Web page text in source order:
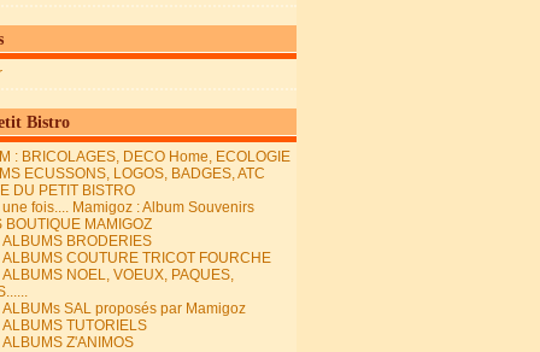
Bistro
: BRICOLAGES, DECO Home, ECOLOGIE
ECUSSONS, LOGOS, BADGES, ATC
DU PETIT BISTRO
fois.... Mamigoz : Album Souvenirs
BOUTIQUE MAMIGOZ
ALBUMS BRODERIES
ALBUMS COUTURE TRICOT FOURCHE
ALBUMS NOEL, VOEUX, PAQUES,
ALBUMs SAL proposés par Mamigoz
ALBUMS TUTORIELS
ALBUMS Z'ANIMOS